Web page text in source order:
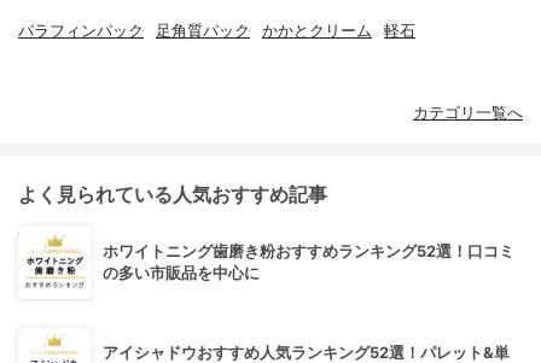
パラフィンパック 足角質パック かかとクリーム 軽石
カテゴリ一覧へ
よく見られている人気おすすめ記事
ホワイトニング歯磨き粉おすすめランキング52選！口コミ
の多い市販品を中心に
アイシャドウおすすめ人気ランキング52選！パレット&単